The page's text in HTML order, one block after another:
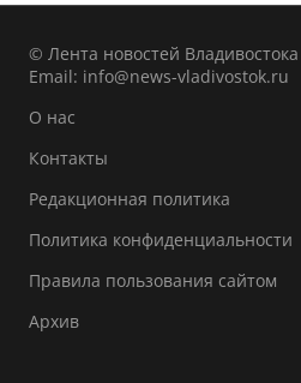
© Лента новостей Владивостока
Email: info@news-vladivostok.ru
О нас
Контакты
Редакционная политика
Политика конфиденциальности
Правила пользования сайтом
Архив